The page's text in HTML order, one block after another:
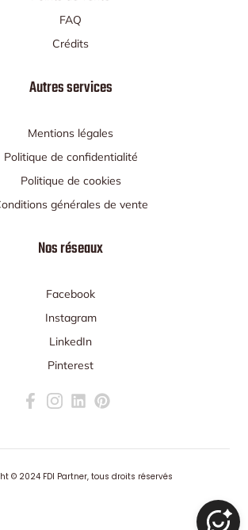
FAQ
Crédits
Autres services
Mentions légales
Politique de confidentialité
Politique de cookies
générales de vente
Nos réseaux
Facebook
Instagram
LinkedIn
Pinterest
© 2024 FDI Partner, tous droits réservés